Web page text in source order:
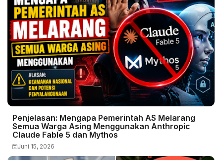
Penjelasan: Mengapa Pemerintah AS Melarang
Semua Warga Asing Menggunakan Anthropic
Claude Fable 5 dan Mythos
Juni 15, 2026